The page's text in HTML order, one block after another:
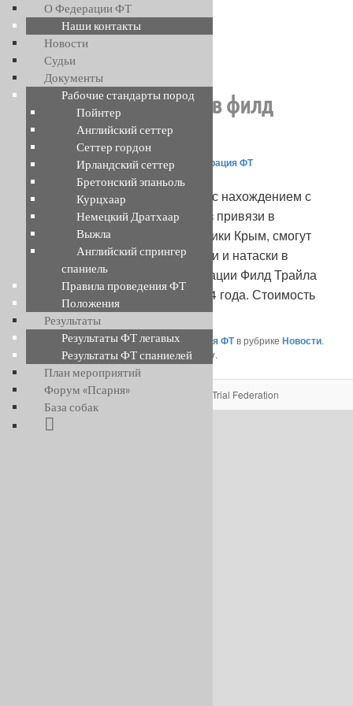
Перейти
основному
содержимомуФедерация Филд Трайла
Внимание участников филд
трайлов!
Опубликовано03.04.2024автором Федерация ФТ
У кого не урегулирован вопрос с нахождением с
собаками охотничьих пород без привязи в
Черноморском районе Республики Крым, смогут
получить путевку в зоны нагонки и натаски в
оргкомитете состязаний Федерации Филд Трайла
начиная с 10.00, 07 апреля 2024 года. Стоимость
услуги – 1000 рублей/день.
Запись опубликована авторомФедерация ФТв рубрикеНовости.
Добавьте в закладкипостоянную ссылку.
Федерация Филд Трайла/Field Trial Federation
О Федерации ФТ
Наши контакты
Новости
Судьи
Документы
Рабочие стандарты пород
Пойнтер
Английский сеттер
Сеттер гордон
Ирландский сеттер
Бретонский эпаньоль
Курцхаар
Немецкий Дратхаар
Выжла
Английский спрингер
спаниель
Правила проведения ФТ
Положения
Результаты
Результаты ФТ легавых
Результаты ФТ спаниелей
План мероприятий
Форум «Псарня»
База собак